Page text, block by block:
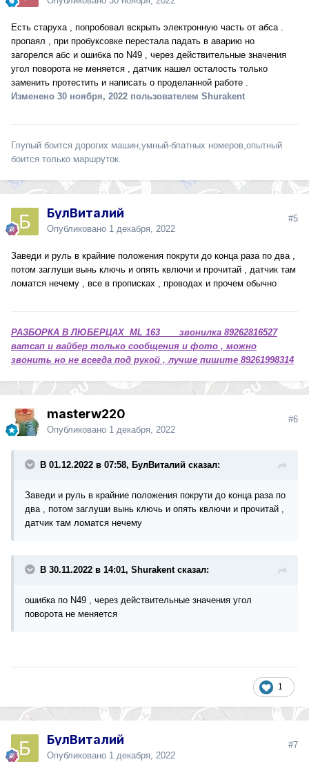
Есть старуха , попробовал вскрыть электронную часть от абса .
пропаял , при пробуксовке перестала падать в аварию но
загорелся абс и ошибка по N49 , через действительные значения
угол поворота не меняется , датчик нашел осталость только
заменить протестить и написать о проделанной работе .
Изменено 30 ноября, 2022 пользователем Shurakent
Глупый боится дорогих машин,умный-блатных номеров,опытный
боится только маршруток.
БулВиталий
Опубликовано 1 декабря, 2022
#5
Заведи и руль в крайние положения покрути до конца раза по два ,
потом заглуши вынь ключь и опять квлючи и прочитай , датчик там
ломатся нечему , все в прописках , проводах и прочем обычно
РАЗБОРКА В ЛЮБЕРЦАХ ML 163 звонилка 89262816527
ватсап и вайбер только сообщения и фото , можно
звонить но не всегда под рукой , лучше пишите 89261998314
masterw220
Опубликовано 1 декабря, 2022
#6
В 01.12.2022 в 07:58, БулВиталий сказал:
Заведи и руль в крайние положения покрути до конца раза по
два , потом заглуши вынь ключь и опять квлючи и прочитай ,
датчик там ломатся нечему
В 30.11.2022 в 14:01, Shurakent сказал:
ошибка по N49 , через действительные значения угол
поворота не меняется
1
БулВиталий
Опубликовано 1 декабря, 2022
#7